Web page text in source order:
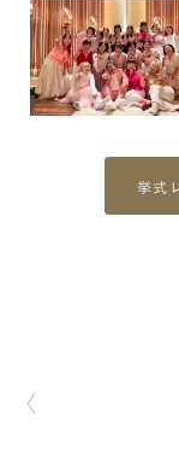
挙式